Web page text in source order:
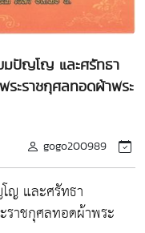
มปัญโญ และศรัทธา
ะราชกุศลทอดผ้าพระ
gogo200989
ญ และศรัทธา
าชกุศลทอดผ้าพระ